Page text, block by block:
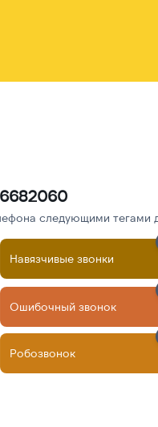
следующими тегами
Навязчивые звонки
Ошибочный звонок
Робозвонок